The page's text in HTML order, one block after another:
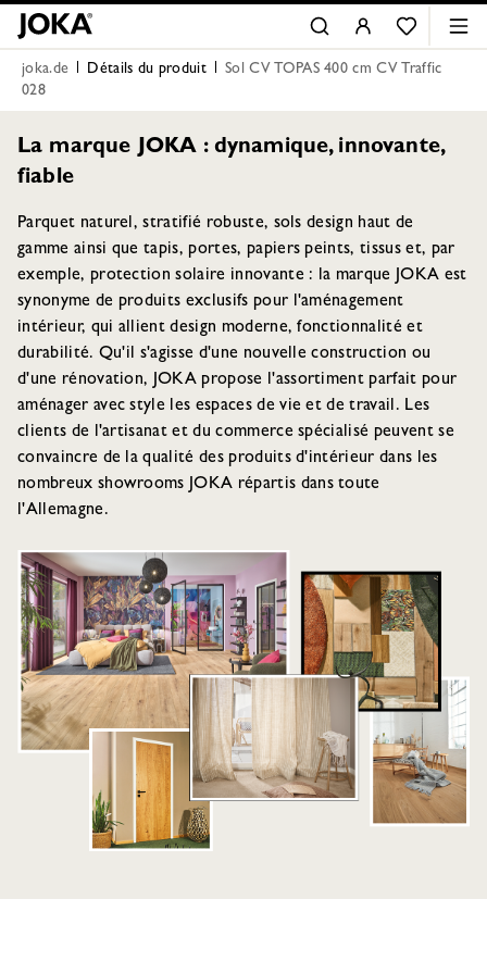
joka.de Détails du produit
Sol CV TOPAS 400 cm CV Traffic
028
La marque JOKA : dynamique, innovante,
fiable
Parquet naturel, stratifié robuste, sols design haut de
gamme ainsi que tapis, portes, papiers peints, tissus et, par
exemple, protection solaire innovante : la marque JOKA est
synonyme de produits exclusifs pour l'aménagement
intérieur, qui allient design moderne, fonctionnalité et
durabilité. Qu'il s'agisse d'une nouvelle construction ou
d'une rénovation, JOKA propose l'assortiment parfait pour
aménager avec style les espaces de vie et de travail. Les
clients de l'artisanat et du commerce spécialisé peuvent se
convaincre de la qualité des produits d'intérieur dans les
nombreux showrooms JOKA répartis dans toute
l'Allemagne.